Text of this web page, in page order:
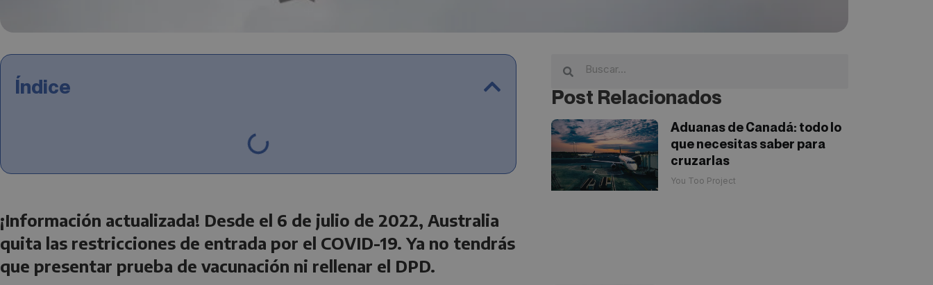
Índice
¡Información actualizada! Desde el 6 de julio de 2022, Australia
quita las restricciones de entrada por el COVID-19. Ya no tendrás
que presentar prueba de vacunación ni rellenar el DPD.
Post Relacionados
Aduanas de Canadá: todo lo
que necesitas saber para
cruzarlas
You Too Project